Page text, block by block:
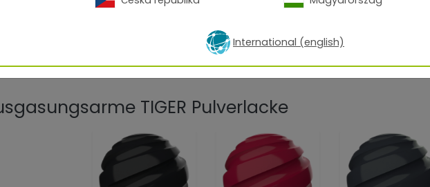
angegebene
Verwenden Sie
TIGER Pulverlacke
International (english)